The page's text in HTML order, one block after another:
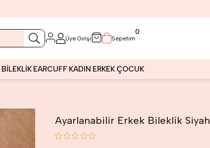
Üye Girişi Sepetim
0
BİLEKLİK EARCUFF KADIN ERKEK ÇOCUK
Ayarlanabilir Erkek Bileklik Siyah